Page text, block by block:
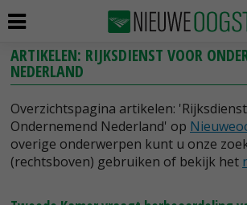
ARTIKELEN: RIJKSDIENST VOOR
NEDERLAND
Overzichtspagina artikelen:
Ondernemend Nederland' op
overige onderwerpen kunt u onze
(rechtsboven) gebruiken of bekijk het